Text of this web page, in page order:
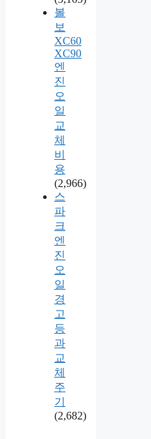
볼
보
XC60
XC90
엔
진
오
일
교
체
비
용
(2,966)
스
파
크
엔
진
오
일
경
고
등
과
교
체
주
기
(2,682)